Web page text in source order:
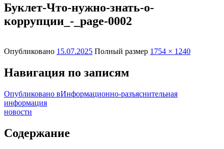
Буклет-Что-нужно-знать-о-
коррупции_-_page-0002
Опубликовано 15.07.2025 Полный размер 1754 × 1240
Навигация по записям
Опубликовано вИнформационно-разъяснительная
информация
новости
Содержание